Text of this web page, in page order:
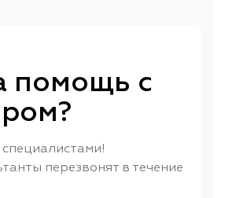
помощь с
перезвонят в течение